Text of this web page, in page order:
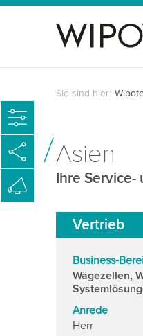
Sie sind hier:
Asien
Ihre Service-
Vertrieb
Business-
Wägezellen,
Anrede
Herr